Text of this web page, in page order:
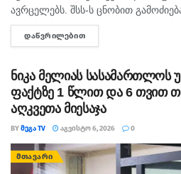
ავრცელებს. შსს-ს ცნობით
დაწყებული, რაც ტრანსპორტის
ექსპლუატაციის წესის დარღვევას
ᲓᲐᲬᲕᲠᲘᲚᲔᲑᲘᲗ
ნიკა მელიას სასამართლოს
ფაქტზე 1 წლით და 6 თვით
აღკვეთა მიესაჯა
BYᲛᲔᲒᲐ TV ᲐᲒᲕᲘᲡᲢᲝ 6, 2026 0
ᲛᲗᲐᲕᲐᲠᲘ